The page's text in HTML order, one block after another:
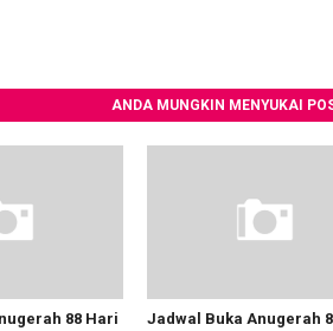
ANDA MUNGKIN MENYUKAI
88 Hari
Jadwal Buka Anugerah